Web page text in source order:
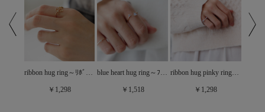
ribbon hug ring～ﾘﾎﾞﾝﾊｸﾞﾘﾝｸﾞ
￥1,298
blue heart hug ring～ﾌﾞﾙｰﾊｰﾄﾊｸﾞﾘﾝｸﾞ
￥1,518
ribbon hug pinky ring～ﾘﾎﾞﾝﾊｸﾞﾋﾟﾝｷｰﾘﾝｸﾞ
￥1,298